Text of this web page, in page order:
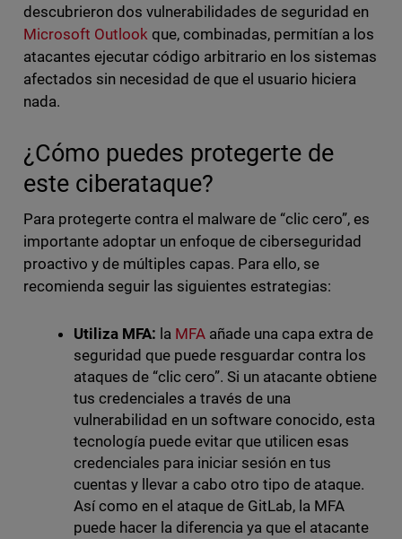
descubrieron dos vulnerabilidades de seguridad en
Microsoft Outlookque, combinadas, permitían a los
atacantes ejecutar código arbitrario en los sistemas
afectados sin necesidad de que el usuario hiciera
nada.
¿Cómo puedes protegerte de
este ciberataque?
Para protegerte contra el malware de “clic cero”, es
importante adoptar un enfoque de ciberseguridad
proactivo y de múltiples capas. Para ello, se
recomienda seguir las siguientes estrategias:
Utiliza MFA: la MFAañade una capa extra de
seguridad que puede resguardar contra los
ataques de “clic cero”. Si un atacante obtiene
tus credenciales a través de una
vulnerabilidad en un software conocido, esta
tecnología puede evitar que utilicen esas
credenciales para iniciar sesión en tus
cuentas y llevar a cabo otro tipo de ataque.
Así como en el ataque de GitLab, la MFA
puede hacer la diferencia ya que el atacante